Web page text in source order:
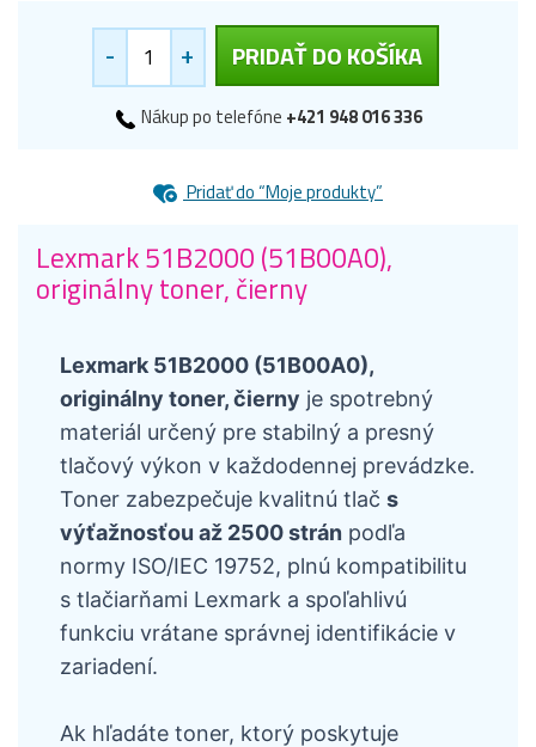
- + PRIDAŤ DO KOŠÍKA
Nákup po telefóne +421 948 016 336
Pridať do “Moje produkty”
Lexmark 51B2000 (51B00A0),
originálny toner, čierny
Lexmark 51B2000 (51B00A0),
originálny toner, čierny je spotrebný
materiál určený pre stabilný a presný
tlačový výkon v každodennej prevádzke.
Toner zabezpečuje kvalitnú tlač s
výťažnosťou až 2500 strán podľa
normy ISO/IEC 19752, plnú kompatibilitu
s tlačiarňami Lexmark a spoľahlivú
funkciu vrátane správnej identifikácie v
zariadení.
Ak hľadáte toner, ktorý poskytuje